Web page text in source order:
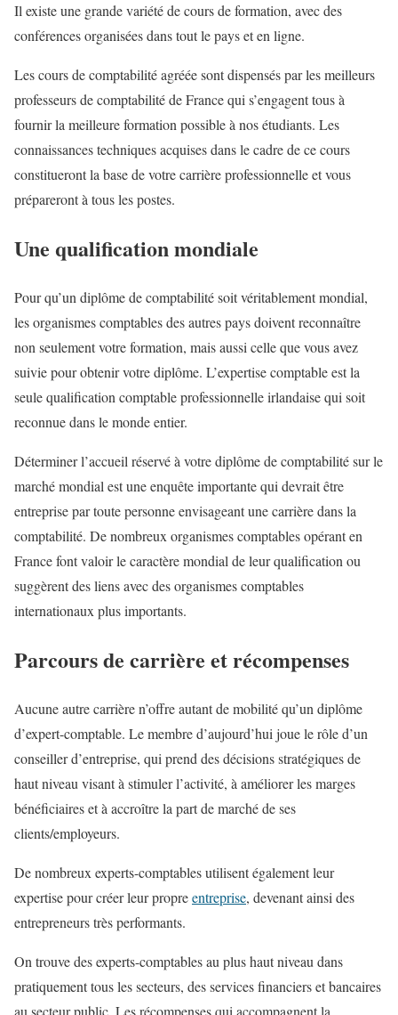
Il existe une grande variété de cours de formation, avec des
conférences organisées dans tout le pays et en ligne.
Les cours de comptabilité agréée sont dispensés par les meilleurs
professeurs de comptabilité de France qui s’engagent tous à
fournir la meilleure formation possible à nos étudiants. Les
connaissances techniques acquises dans le cadre de ce cours
constitueront la base de votre carrière professionnelle et vous
prépareront à tous les postes.
Une qualification mondiale
Pour qu’un diplôme de comptabilité soit véritablement mondial,
les organismes comptables des autres pays doivent reconnaître
non seulement votre formation, mais aussi celle que vous avez
suivie pour obtenir votre diplôme. L’expertise comptable est la
seule qualification comptable professionnelle irlandaise qui soit
reconnue dans le monde entier.
Déterminer l’accueil réservé à votre diplôme de comptabilité sur le
marché mondial est une enquête importante qui devrait être
entreprise par toute personne envisageant une carrière dans la
comptabilité. De nombreux organismes comptables opérant en
France font valoir le caractère mondial de leur qualification ou
suggèrent des liens avec des organismes comptables
internationaux plus importants.
Parcours de carrière et récompenses
Aucune autre carrière n’offre autant de mobilité qu’un diplôme
d’expert-comptable. Le membre d’aujourd’hui joue le rôle d’un
conseiller d’entreprise, qui prend des décisions stratégiques de
haut niveau visant à stimuler l’activité, à améliorer les marges
bénéficiaires et à accroître la part de marché de ses
clients/employeurs.
De nombreux experts-comptables utilisent également leur
expertise pour créer leur propreentreprise, devenant ainsi des
entrepreneurs très performants.
On trouve des experts-comptables au plus haut niveau dans
pratiquement tous les secteurs, des services financiers et bancaires
au secteur public. Les récompenses qui accompagnent la